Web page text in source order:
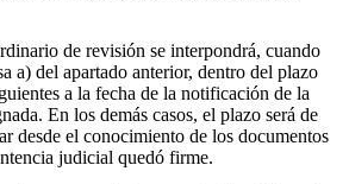
de revisión se interpondrá, cuando
a) del apartado anterior, dentro del plazo
a la fecha de la notificación de la
En los demás casos, el plazo será de
desde el conocimiento de los documentos
judicial quedó firme.